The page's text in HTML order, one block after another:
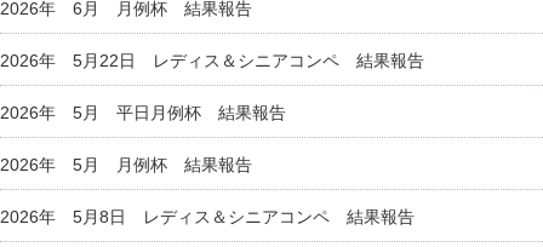
2026年 6月 月例杯 結果報告
2026年 5月22日 レディス＆シニアコンペ 結果報告
2026年 5月 平日月例杯 結果報告
2026年 5月 月例杯 結果報告
2026年 5月8日 レディス＆シニアコンペ 結果報告